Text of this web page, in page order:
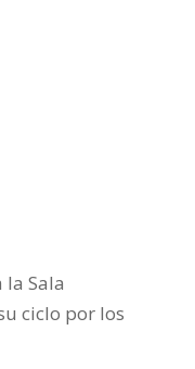
Sala
ciclo por los